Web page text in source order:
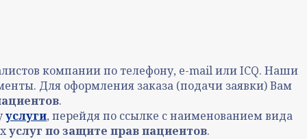
компании по телефону, e-mail или ICQ. Наши
Для оформления заказа (подачи заявки) Вам
.
услуги, перейдя по ссылке с наименованием вида
услуг позащите прав пациентов.